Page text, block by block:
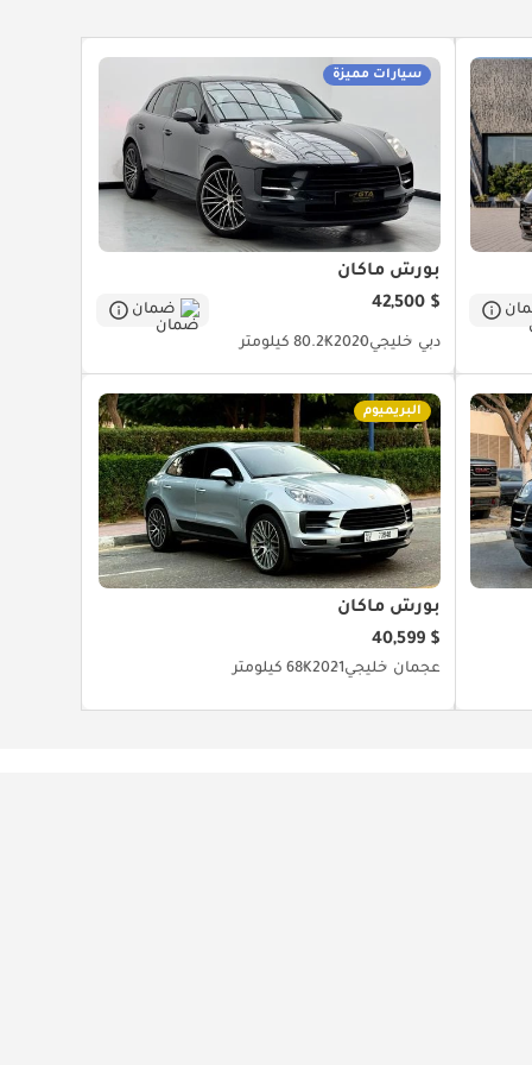
سيارات مميزة
بورش ماكان
$ 42,500
ضمان
دبي خليجي202080.2K كيلومتر
البريميوم
بورش ماكان
$ 40,599
عجمان خليجي202168K كيلومتر